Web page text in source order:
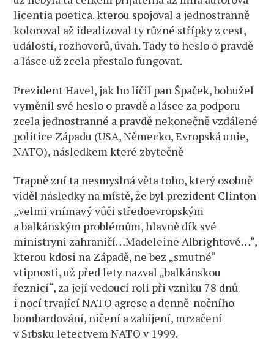
licentia poetica. kterou spojoval a jednostranně
koloroval až idealizoval ty různé střípky z cest,
událostí, rozhovorů, úvah. Tady to heslo o pravdě
a lásce už zcela přestalo fungovat.
Prezident Havel, jak ho líčil pan Špaček, bohužel
vyměnil své heslo o pravdě a lásce za podporu
zcela jednostranné a pravdě nekonečně vzdálené
politice Západu (USA, Německo, Evropská unie,
NATO), následkem které zbytečně
Trapně zní ta nesmyslná věta toho, který osobně
viděl následky na místě, že byl prezident Clinton
„velmi vnímavý vůči středoevropským
a balkánským problémům, hlavně dík své
ministryni zahraničí…Madeleine Albrightové…“,
kterou kdosi na Západě, ne bez „smutné“
vtipnosti, už před lety nazval „balkánskou
řeznicí“, za její vedoucí roli při vzniku 78 dnů
i nocí trvající NATO agrese a denně-nočního
bombardování, ničení a zabíjení, mrzačení
v Srbsku letectvem NATO v 1999.